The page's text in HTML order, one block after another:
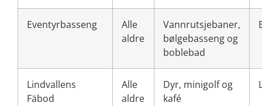
Eventyrbasseng
Alle
aldre
Vannrutsjebaner,
bølgebasseng og
boblebad
Lindvallens
Fäbod
Alle
aldre
Dyr, minigolf og
kafé